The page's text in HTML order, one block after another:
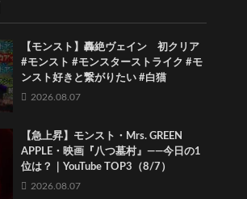
【モンスト】轟絶ヴェイン 初クリア
#モンスト #モンスターストライク #モ
ンスト好きと繋がりたい #白猫
2026.08.07
【急上昇】モンスト・Mrs. GREEN
APPLE・映画『八つ墓村』――今日の1
位は？｜YouTube TOP3（8/7）
2026.08.07